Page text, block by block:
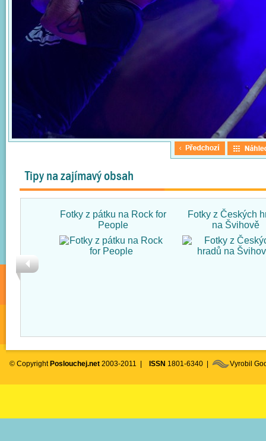
Tipy na zajímavý obsah
Fotky z pátku na Rock for
People
Fotky z Českých
na Švihově
© Copyright Poslouchej.net 2003-2011 | ISSN 1801-6340 | Vyrobil